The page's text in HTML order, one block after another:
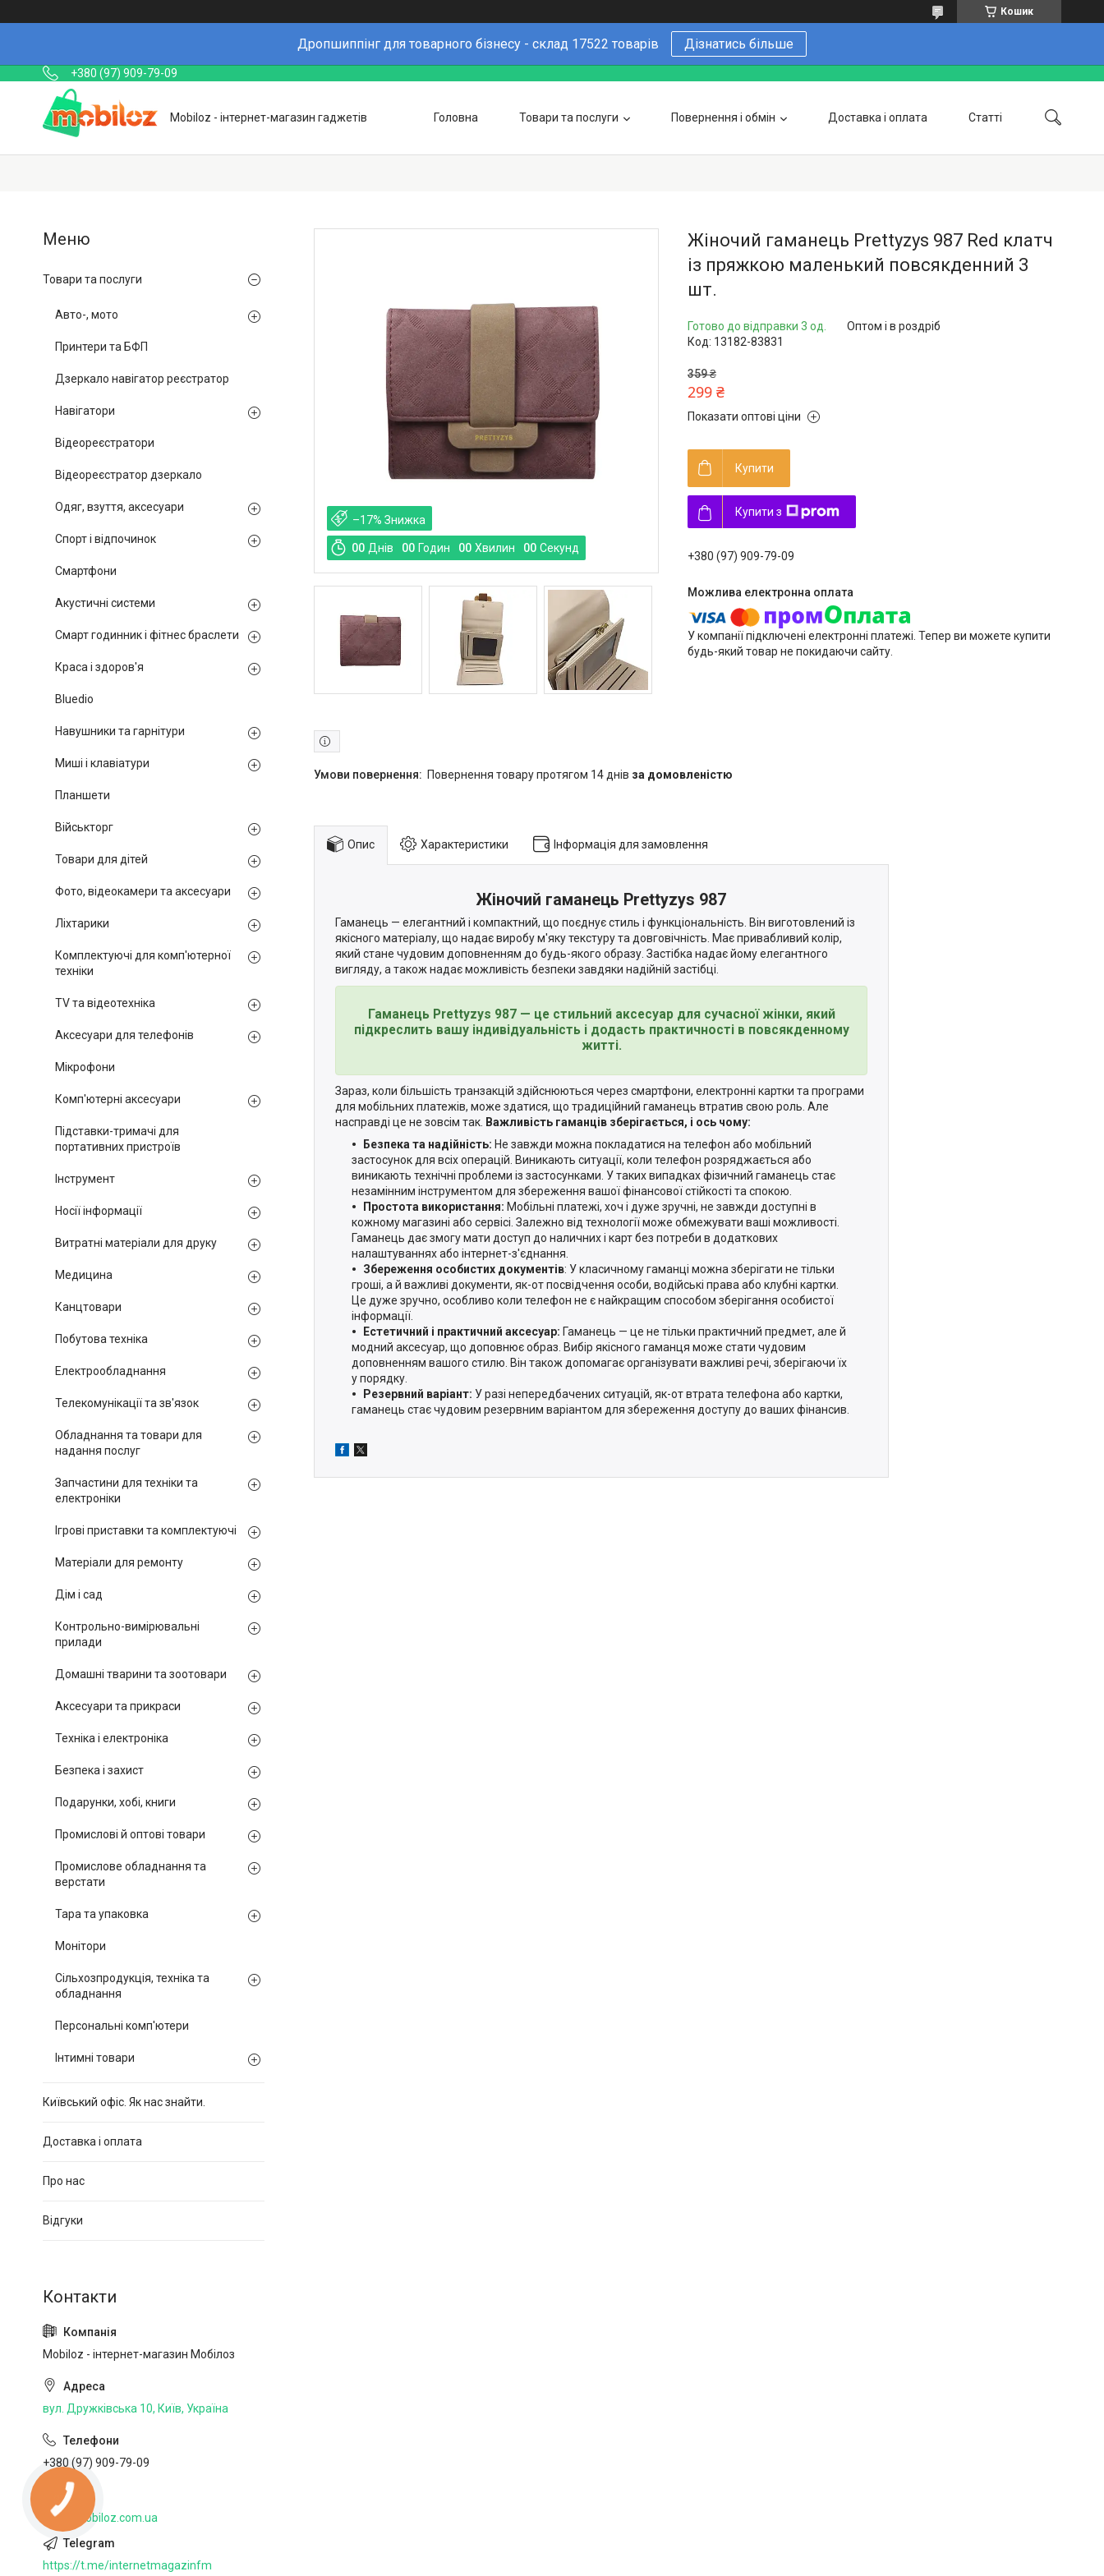
Кошик
Дропшиппінг для товарного бізнесу - склад 17522 товарів Дізнатись більше
+380 (97) 909-79-09
Mobiloz - інтернет-магазин гаджетів Головна Товари та послуги Повернення і обмін Доставка і оплата Статті
Оптовим покупцям Напишіть нам в Telegram Фотогалерея
–17%
00 Днів 00 Годин 00 Хвилин 00 Секунд
Жіночий гаманець Prettyzys 987 Red клатч
із пряжкою маленький повсякденний 3
шт.
Готово до відправки 3 од.
Оптом і в роздріб
Код: 13182-83831
359 ₴
299 ₴
Показати оптові ціни
Купити
Купити з
+380 (97) 909-79-09
У компанії підключені електронні платежі. Тепер ви можете купити
будь-який товар не покидаючи сайту.
повернення товару протягом 14 днів за домовленістю
Опис Характеристики Інформація для замовлення
Жіночий гаманець Prettyzys 987
Гаманець — елегантний і компактний, що поєднує стиль і функціональність. Він виготовлений із
якісного матеріалу, що надає виробу м'яку текстуру та довговічність. Має привабливий колір,
який стане чудовим доповненням до будь-якого образу. Застібка надає йому елегантного
вигляду, а також надає можливість безпеки завдяки надійній застібці.
Гаманець Prettyzys 987 — це стильний аксесуар для сучасної жінки, який
підкреслить вашу індивідуальність і додасть практичності в повсякденному
житті.
Зараз, коли більшість транзакцій здійснюються через смартфони, електронні картки та програми
для мобільних платежів, може здатися, що традиційний гаманець втратив свою роль. Але
насправді це не зовсім так. Важливість гаманців зберігається, і ось чому:
Безпека та надійність: Не завжди можна покладатися на телефон або мобільний
застосунок для всіх операцій. Виникають ситуації, коли телефон розряджається або
виникають технічні проблеми із застосунками. У таких випадках фізичний гаманець стає
незамінним інструментом для збереження вашої фінансової стійкості та спокою.
Простота використання: Мобільні платежі, хоч і дуже зручні, не завжди доступні в
кожному магазині або сервісі. Залежно від технології може обмежувати ваші можливості.
Гаманець дає змогу мати доступ до наличних і карт без потреби в додаткових
налаштуваннях або інтернет-з'єднання.
Збереження особистих документів: У класичному гаманці можна зберігати не тільки
гроші, а й важливі документи, як-от посвідчення особи, водійські права або клубні картки.
Це дуже зручно, особливо коли телефон не є найкращим способом зберігання особистої
інформації.
Естетичний і практичний аксесуар: Гаманець — це не тільки практичний предмет, але й
модний аксесуар, що доповнює образ. Вибір якісного гаманця може стати чудовим
доповненням вашого стилю. Він також допомагає організувати важливі речі, зберігаючи їх
у порядку.
Резервний варіант: У разі непередбачених ситуацій, як-от втрата телефона або картки,
гаманець стає чудовим резервним варіантом для збереження доступу до ваших фінансив.
Товари та послуги
Авто-, мото
Принтери та БФП
Дзеркало навігатор реєстратор
Навігатори
Відеореєстратори
Відеореєстратор дзеркало
Одяг, взуття, аксесуари
Спорт і відпочинок
Смартфони
Акустичні системи
Смарт годинник і фітнес браслети
Краса і здоров'я
Bluedio
Навушники та гарнітури
Миші і клавіатури
Планшети
Військторг
Товари для дітей
Фото, відеокамери та аксесуари
Ліхтарики
Комплектуючі для комп'ютерної
техніки
TV та відеотехніка
Аксесуари для телефонів
Мікрофони
Комп'ютерні аксесуари
Підставки-тримачі для
портативних пристроїв
Інструмент
Носії інформації
Витратні матеріали для друку
Медицина
Канцтовари
Побутова техніка
Електрообладнання
Телекомунікації та зв'язок
Обладнання та товари для
надання послуг
Запчастини для техніки та
електроніки
Ігрові приставки та комплектуючі
Матеріали для ремонту
Дім і сад
Контрольно-вимірювальні
прилади
Домашні тварини та зоотовари
Аксесуари та прикраси
Техніка і електроніка
Безпека і захист
Подарунки, хобі, книги
Промислові й оптові товари
Промислове обладнання та
верстати
Тара та упаковка
Монітори
Сільхозпродукція, техніка та
обладнання
Персональні комп'ютери
Інтимні товари
Київський офіс. Як нас знайти.
Доставка і оплата
Про нас
Відгуки
Mobiloz - інтернет-магазин Мобілоз
вул. Дружківська 10, Київ, Україна
+380 (97) 909-79-09
http://mobiloz.com.ua
https://t.me/internetmagazinfm